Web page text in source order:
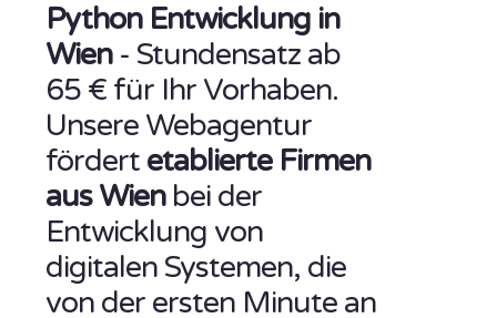
Python Entwicklung in
Wien- Stundensatz ab
65 € für Ihr Vorhaben.
Unsere Webagentur
fördert etablierte Firmen
aus Wienbei der
Entwicklung von
digitalen Systemen, die
von der ersten Minute an